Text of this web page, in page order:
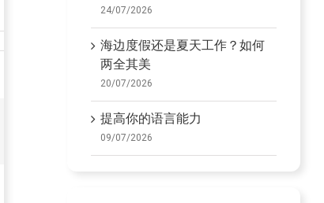
24/07/2026
海边度假还是夏天工作？如何
两全其美
20/07/2026
提高你的语言能力
09/07/2026